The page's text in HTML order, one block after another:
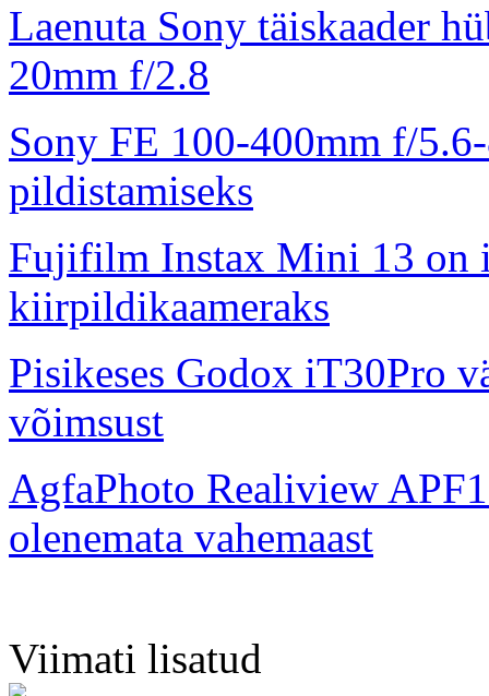
Laenuta Sony täiskaader
20mm f/2.8
Sony FE 100-400mm f/
pildistamiseks
Fujifilm Instax Mini 13 on
kiirpildikaameraks
Pisikeses Godox iT30Pro
võimsust
AgfaPhoto Realiview
olenemata vahemaast
Viimati lisatud